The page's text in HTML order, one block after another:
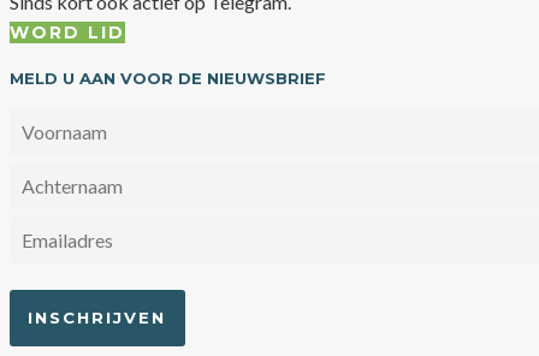
WORD LID
MELD U AAN VOOR DE NIEUWSBRIEF